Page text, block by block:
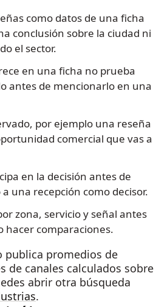
como datos de una ficha
conclusión sobre la ciudad ni
el sector.
en una ficha no prueba
antes de mencionarlo en una
por ejemplo una reseña
comercial que vas a
en la decisión antes de
una recepción como decisor.
zona, servicio y señal antes
hacer comparaciones.
publica promedios de
de canales calculados sobre
abrir otra búsqueda
.